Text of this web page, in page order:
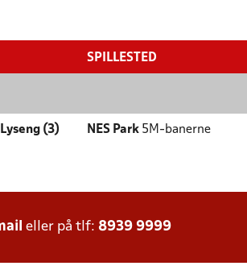
SPILLESTED
Lyseng (3) NES Park 5M-banerne
eller på tlf: 8939 9999